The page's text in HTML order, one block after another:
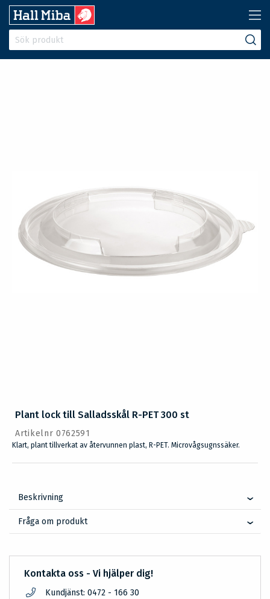
Plant lock till Salladsskål R-PET 300 st
Artikelnr 0762591
Klart, plant tillverkat av återvunnen plast, R-PET. Microvågsugnssäker.
Beskrivning
Fråga om produkt
Kontakta oss - Vi hjälper dig!
Kundjänst: 0472 - 166 30